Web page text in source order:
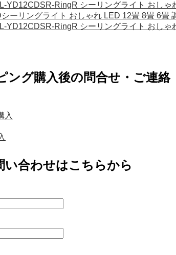
YD12CDSR-RingR シーリングライト おしゃ
ーリングライト おしゃれ LED 12畳 8畳 6畳
YD12CDSR-RingR シーリングライト おしゃ
ング購入後の問合せ・ご連絡
入
い合わせはこちらから